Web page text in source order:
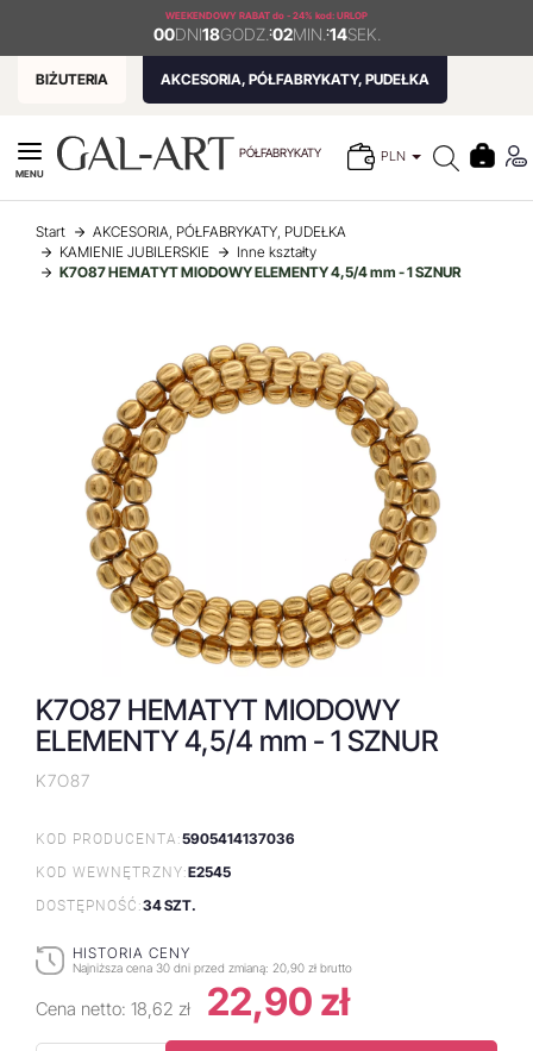
WEEKENDOWY RABAT do - 24% kod: URLOP
00DNI18GODZ. :02MIN. :14SEK.
BIŻUTERIA AKCESORIA, PÓŁFABRYKATY, PUDEŁKA
PÓŁFABRYKATY PLN
MENU
Start
AKCESORIA, PÓŁFABRYKATY, PUDEŁKA
KAMIENIE JUBILERSKIE
Inne kształty
K7O87 HEMATYT MIODOWY ELEMENTY 4,5/4 mm - 1 SZNUR
K7O87 HEMATYT MIODOWY
ELEMENTY 4,5/4 mm - 1 SZNUR
K7O87
KOD PRODUCENTA:5905414137036
KOD WEWNĘTRZNY:E2545
DOSTĘPNOŚĆ:34 SZT.
HISTORIA CENY
Najniższa cena 30 dni przed zmianą: 20,90 zł brutto
Cena netto: 18,62 zł 22,90 zł